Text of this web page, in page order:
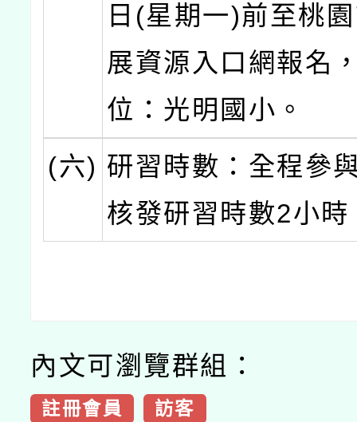
日(星期一)前至桃
展資源入口網報名
位：光明國小。
(六) 研習時數：全程參
核發研習時數2小時
內文可瀏覽群組：
註冊會員 訪客